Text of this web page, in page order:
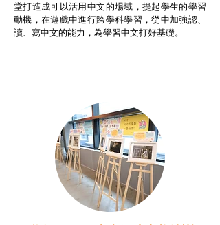
堂打造成可以活用中文的場域，提起學生的學習
動機，在遊戲中進行跨學科學習，從中加強認、
讀、寫中文的能力，為學習中文打好基礎。